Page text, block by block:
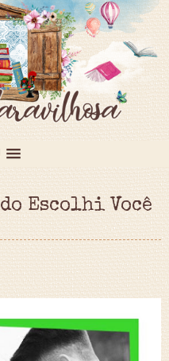
Escolhi Você